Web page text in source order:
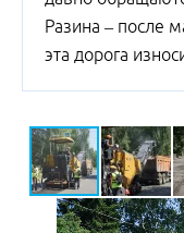
Разина – после
эта дорога